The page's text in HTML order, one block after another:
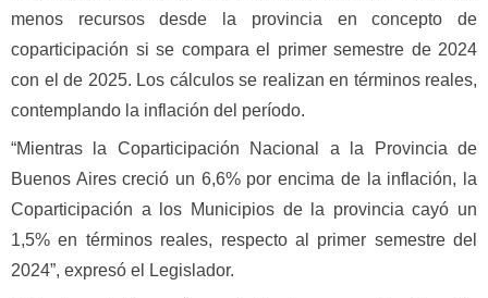
menos recursos desde la provincia en concepto de
coparticipación si se compara el primer semestre de 2024
con el de 2025. Los cálculos se realizan en términos reales,
contemplando la inflación del período.
“Mientras la Coparticipación Nacional a la Provincia de
Buenos Aires creció un 6,6% por encima de la inflación, la
Coparticipación a los Municipios de la provincia cayó un
1,5% en términos reales, respecto al primer semestre del
2024”, expresó el Legislador.